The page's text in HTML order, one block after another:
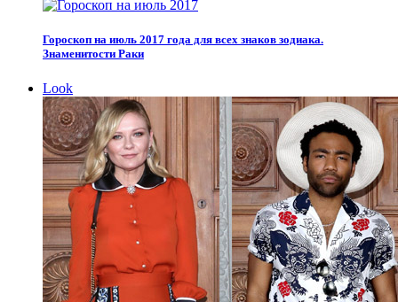
Гороскоп на июль 2017 года для всех знаков зодиака.
Знаменитости Раки
Look